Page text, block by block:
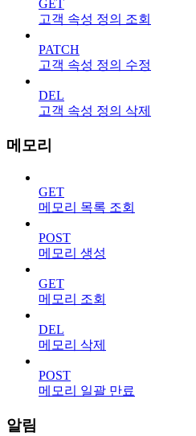
GET
고객 속성 정의 조회
PATCH
고객 속성 정의 수정
DEL
고객 속성 정의 삭제
메모리
GET
메모리 목록 조회
POST
메모리 생성
GET
메모리 조회
DEL
메모리 삭제
POST
메모리 일괄 만료
알림